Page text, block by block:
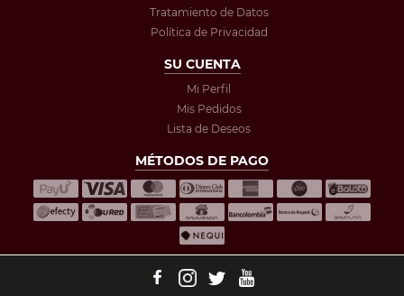
Tratamiento de Datos
Política de Privacidad
SU CUENTA
Mi Perfil
Mis Pedidos
Lista de Deseos
MÉTODOS DE PAGO